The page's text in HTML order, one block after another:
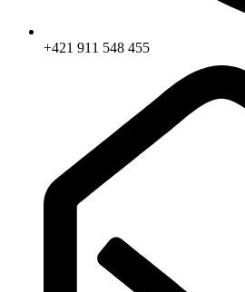
+421 911 548 455